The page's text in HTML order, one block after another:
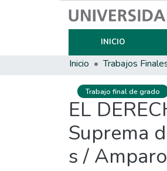
INICIO
Inicio
Trabajo final de grado
EL
Suprema
s /